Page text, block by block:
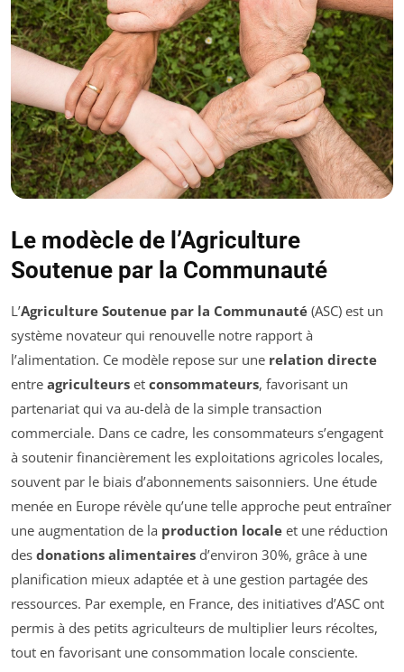
Le modècle de l’Agriculture
Soutenue par la Communauté
L’Agriculture Soutenue par la Communauté (ASC) est un
système novateur qui renouvelle notre rapport à
l’alimentation. Ce modèle repose sur une relation directe
entre agriculteurs et consommateurs, favorisant un
partenariat qui va au-delà de la simple transaction
commerciale. Dans ce cadre, les consommateurs s’engagent
à soutenir financièrement les exploitations agricoles locales,
souvent par le biais d’abonnements saisonniers. Une étude
menée en Europe révèle qu’une telle approche peut entraîner
une augmentation de la production locale et une réduction
des donations alimentaires d’environ 30%, grâce à une
planification mieux adaptée et à une gestion partagée des
ressources. Par exemple, en France, des initiatives d’ASC ont
permis à des petits agriculteurs de multiplier leurs récoltes,
tout en favorisant une consommation locale consciente.